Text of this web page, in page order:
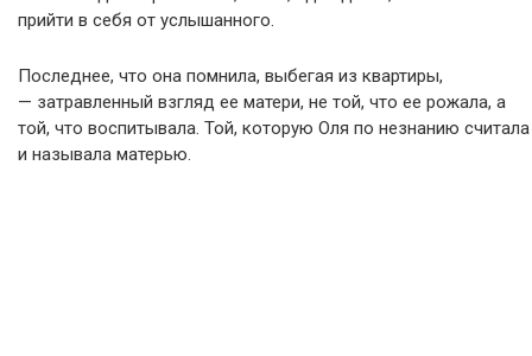
прийти в себя от услышанного.
Последнее, что она помнила, выбегая из квартиры,
— затравленный взгляд ее матери, не той, что ее рожала, а
той, что воспитывала. Той, которую Оля по незнанию считала
и называла матерью.